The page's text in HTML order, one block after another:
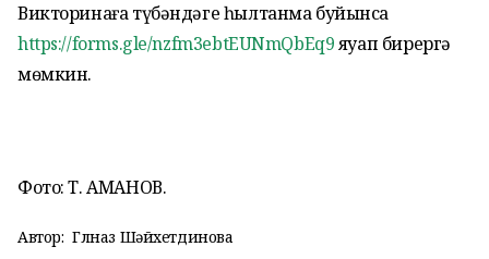
Викторинаға түбәндәге һылтанма буйынса
https://forms.gle/nzfm3ebtEUNmQbEq9яуап бирергә
мөмкин.
Фото: Т. АМАНОВ.
Автор: Гөлназ Шәйхетдинова